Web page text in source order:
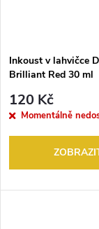
Inkoust v lahvičce
Brilliant Red 30 ml
120 Kč
Momentálně